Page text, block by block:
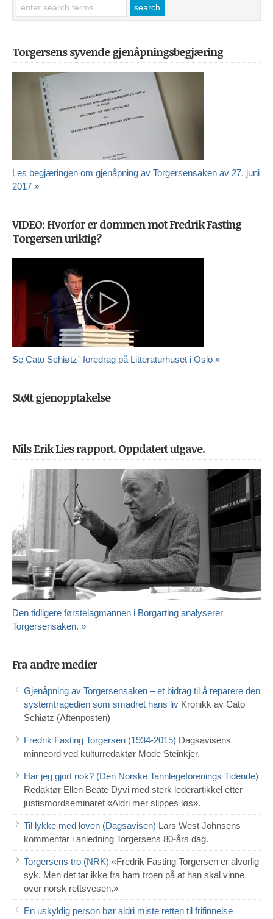
Torgersens syvende gjenåpningsbegjæring
Les begjæringen om gjenåpning av Torgersensaken av 27. juni
2017 »
VIDEO: Hvorfor er dommen mot Fredrik Fasting
Torgersen uriktig?
Se Cato Schiøtz´ foredrag på Litteraturhuset i Oslo »
Støtt gjenopptakelse
Nils Erik Lies rapport. Oppdatert utgave.
Den tidligere førstelagmannen i Borgarting analyserer
Torgersensaken. »
Fra andre medier
Gjenåpning av Torgersensaken – et bidrag til å reparere den
systemtragedien som smadret hans liv Kronikk av Cato
Schiøtz (Aftenposten)
Fredrik Fasting Torgersen (1934-2015) Dagsavisens
minneord ved kulturredaktør Mode Steinkjer.
Har jeg gjort nok? (Den Norske Tannlegeforenings Tidende)
Redaktør Ellen Beate Dyvi med sterk lederartikkel etter
justismordseminaret «Aldri mer slippes løs».
Til lykke med loven (Dagsavisen) Lars West Johnsens
kommentar i anledning Torgersens 80-års dag.
Torgersens tro (NRK) «Fredrik Fasting Torgersen er alvorlig
syk. Men det tar ikke fra ham troen på at han skal vinne
over norsk rettsvesen.»
En uskyldig person bør aldri miste retten til frifinnelse